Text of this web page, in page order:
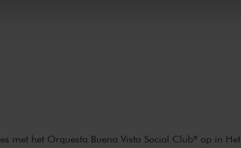
met het Orquesta Buena Vista Social Club® op in Het